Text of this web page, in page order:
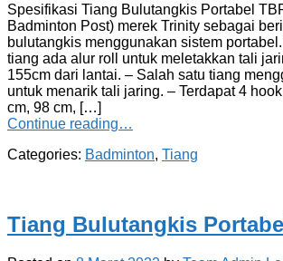
Spesifikasi Tiang Bulutangkis Portabel
Badminton Post) merek Trinity sebagai
bulutangkis menggunakan sistem
tiang ada alur roll untuk meletakkan tali
155cm dari lantai. – Salah satu tiang
untuk menarik tali jaring. – Terdapat 4
cm, 98 cm, […]
Continue reading…
Categories: Badminton, Tiang
Tiang Bulutangkis